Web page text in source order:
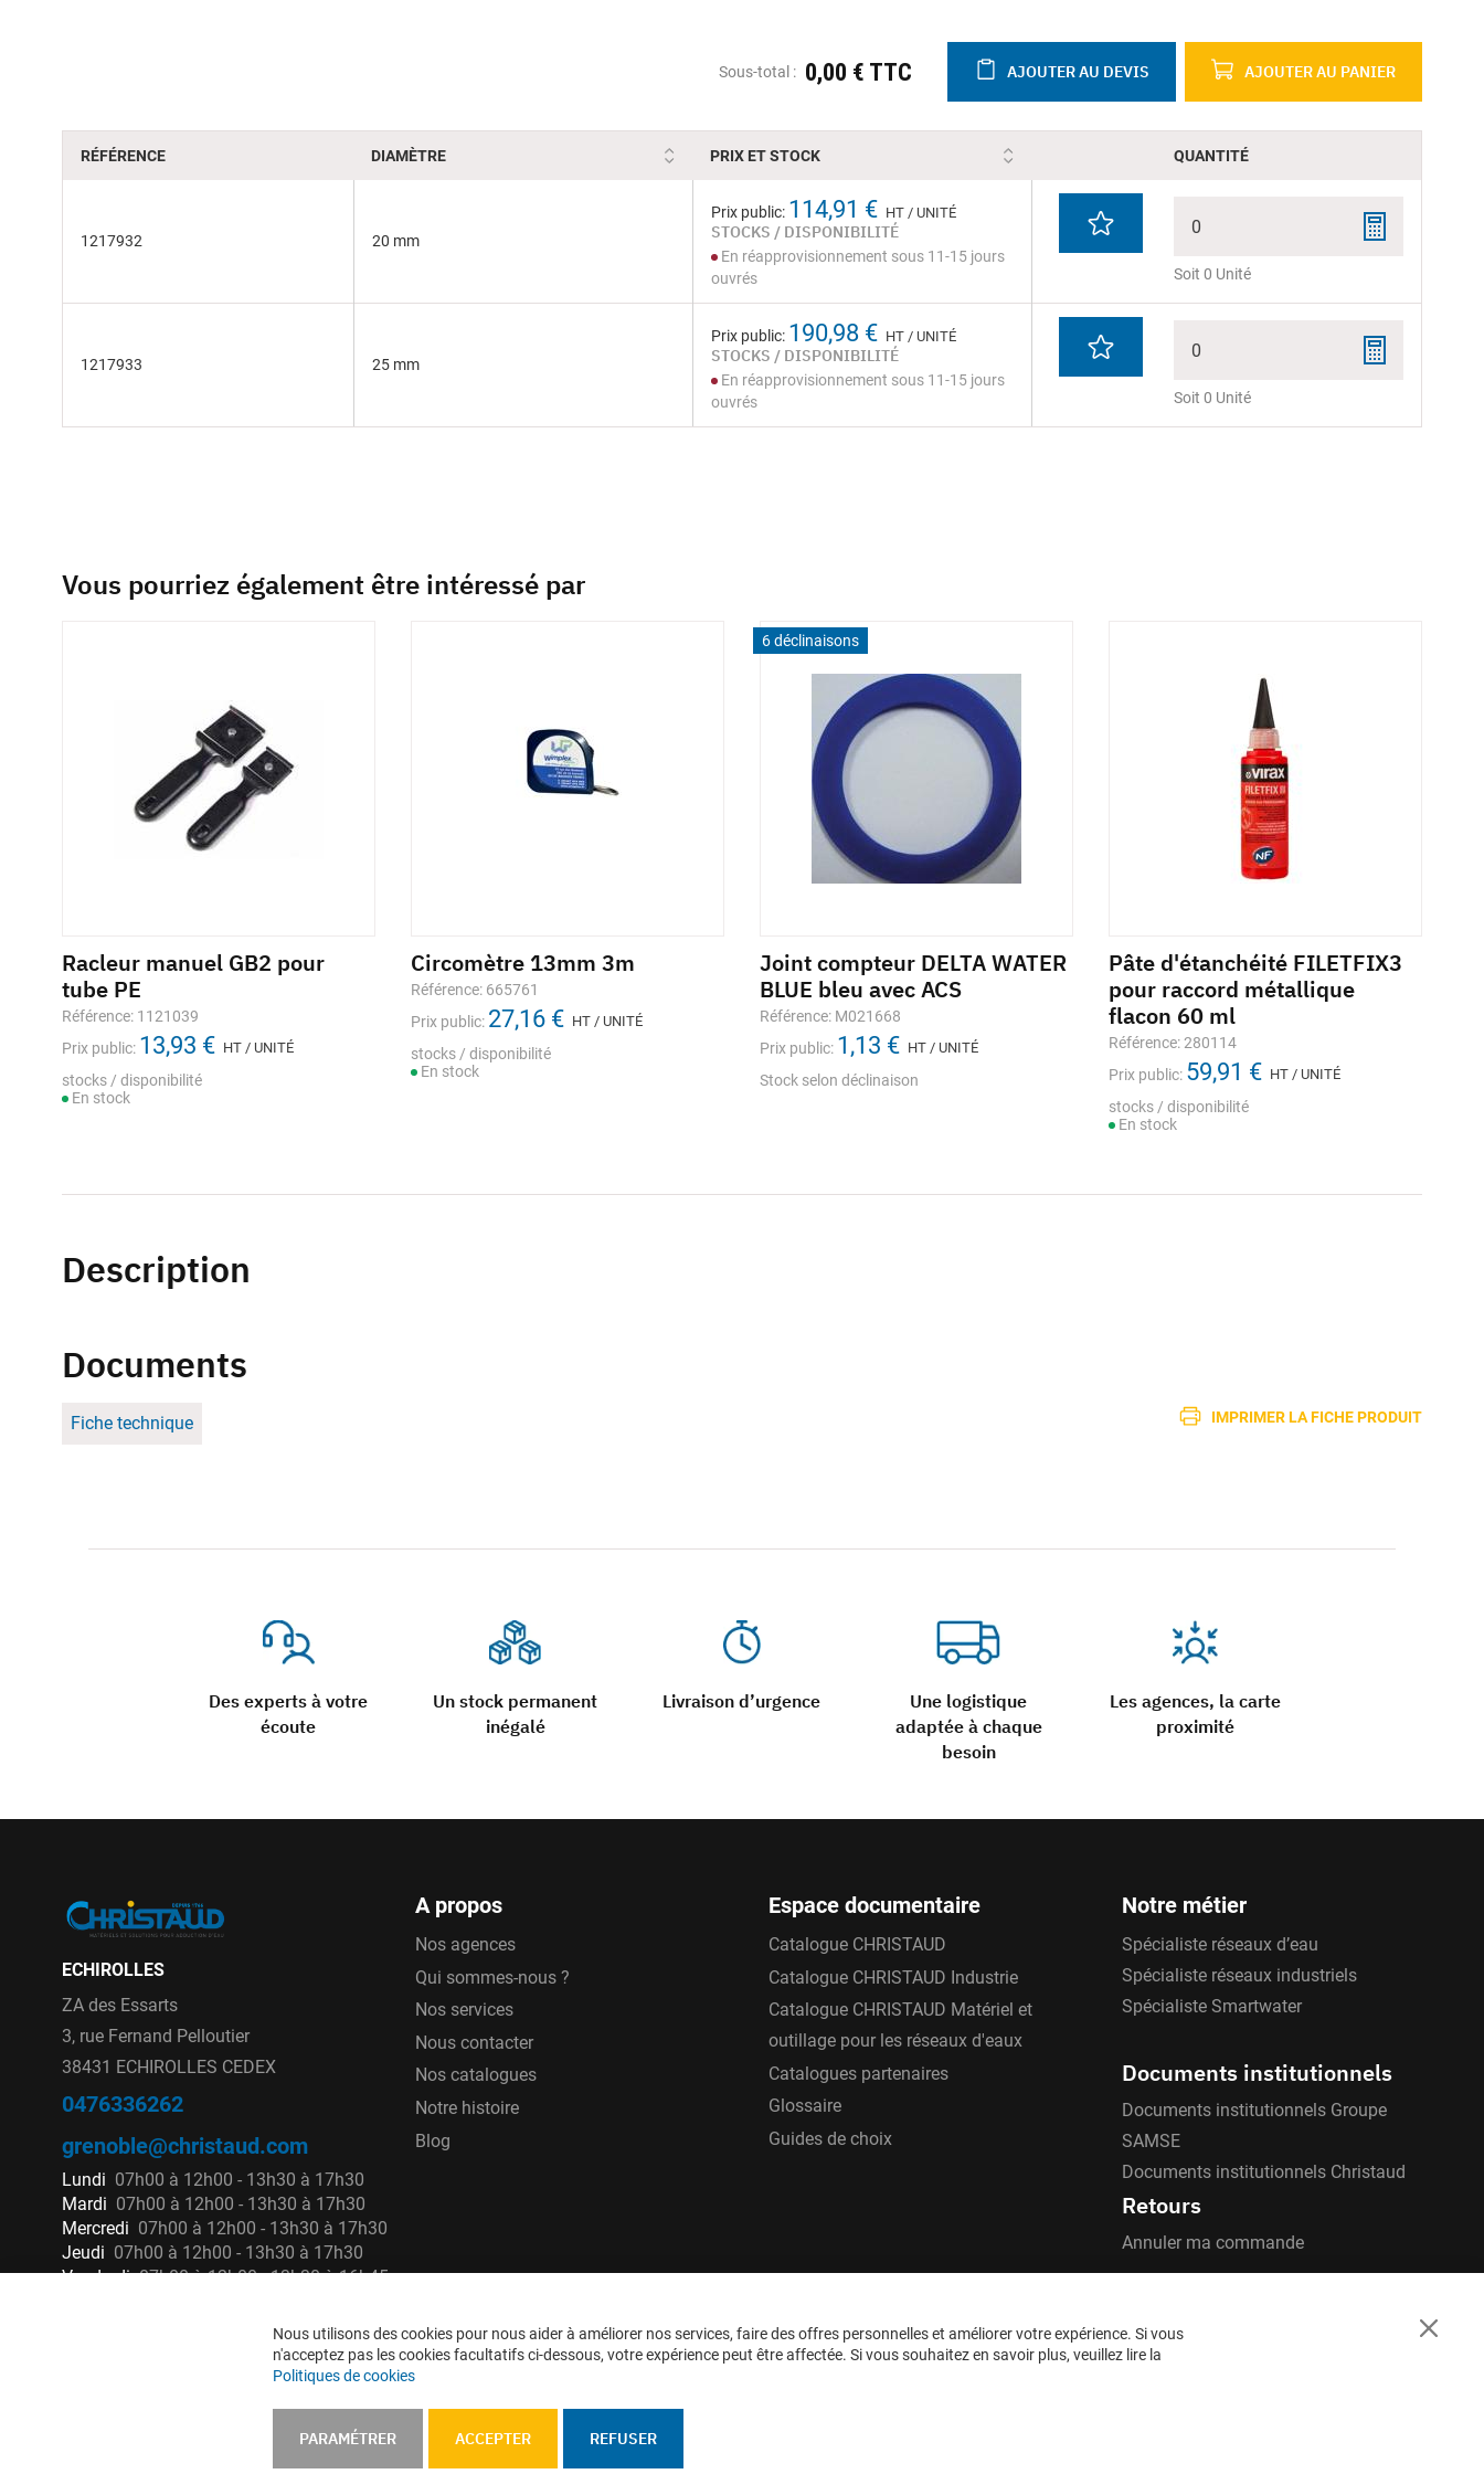
Sous-total : 0,00 € TTC AJOUTER AU DEVIS AJOUTER AU PANIER
RÉFÉRENCE DIAMÈTRE PRIX ET STOCK QUANTITÉ
1217932 20 mm
Prix public: 114,91 € HT / UNITÉ
STOCKS / DISPONIBILITÉ
En réapprovisionnement sous 11-15 jours
ouvrés
0
Soit 0 Unité
1217933 25 mm
Prix public: 190,98 € HT / UNITÉ
STOCKS / DISPONIBILITÉ
En réapprovisionnement sous 11-15 jours
ouvrés
0
Soit 0 Unité
Vous pourriez également être intéressé par
Racleur manuel GB2 pour
tube PE
Référence: 1121039
Prix public: 13,93 € HT / UNITÉ
stocks / disponibilité
En stock
Circomètre 13mm 3m
Référence: 665761
Prix public: 27,16 € HT / UNITÉ
stocks / disponibilité
En stock
6 déclinaisons
Joint compteur DELTA WATER
BLUE bleu avec ACS
Référence: M021668
Prix public: 1,13 € HT / UNITÉ
Stock selon déclinaison
Pâte d'étanchéité FILETFIX3
pour raccord métallique
flacon 60 ml
Référence: 280114
Prix public: 59,91 € HT / UNITÉ
stocks / disponibilité
En stock
Description
Documents
Fiche technique IMPRIMER LA FICHE PRODUIT
Des experts à votre
écoute
Un stock permanent
inégalé
Livraison d’urgence
Une logistique
adaptée à chaque
besoin
Les agences, la carte
proximité
ECHIROLLES
ZA des Essarts
3, rue Fernand Pelloutier
38431 ECHIROLLES CEDEX
0476336262
grenoble@christaud.com
Lundi 07h00 à 12h00 - 13h30 à 17h30
Mardi 07h00 à 12h00 - 13h30 à 17h30
Mercredi 07h00 à 12h00 - 13h30 à 17h30
Jeudi 07h00 à 12h00 - 13h30 à 17h30
Vendredi 07h00 à 12h00 - 13h30 à 16h45
A propos
Nos agences
Qui sommes-nous ?
Nos services
Nous contacter
Nos catalogues
Notre histoire
Blog
Espace documentaire
Catalogue CHRISTAUD
Catalogue CHRISTAUD Industrie
Catalogue CHRISTAUD Matériel et
outillage pour les réseaux d'eaux
Catalogues partenaires
Glossaire
Guides de choix
Notre métier
Spécialiste réseaux d’eau
Spécialiste réseaux industriels
Spécialiste Smartwater
Documents institutionnels
Documents institutionnels Groupe
SAMSE
Documents institutionnels Christaud
Retours
Annuler ma commande
Close
Nous utilisons des cookies pour nous aider à améliorer nos services, faire des offres personnelles et améliorer votre expérience. Si vous
n'acceptez pas les cookies facultatifs ci-dessous, votre expérience peut être affectée. Si vous souhaitez en savoir plus, veuillez lire la
Politiques de cookies
ACCEPTER
PARAMÉTRER REFUSER